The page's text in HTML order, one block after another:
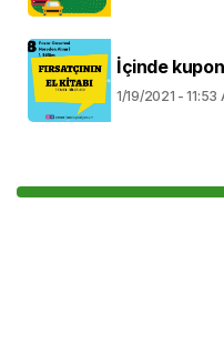
İçinde
1/19/2021 - 11:53